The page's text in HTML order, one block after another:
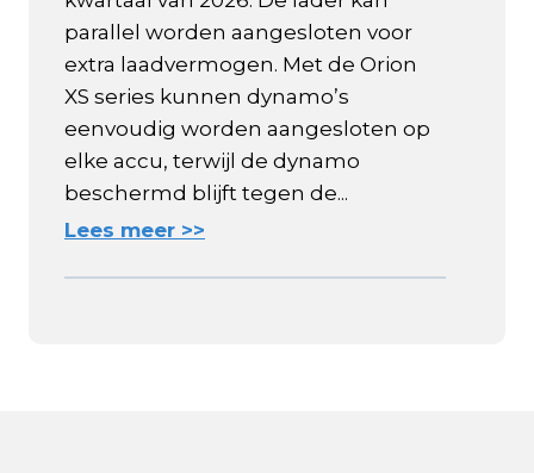
parallel worden aangesloten voor
extra laadvermogen. Met de Orion
XS series kunnen dynamo’s
eenvoudig worden aangesloten op
elke accu, terwijl de dynamo
beschermd blijft tegen de...
Lees meer >>